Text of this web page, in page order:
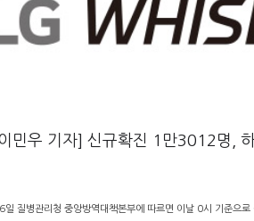
이민우 기자] 신규확진 1만3012명,
일 질병관리청 중앙방역대책본부에 따르면 이날 0시 기준으